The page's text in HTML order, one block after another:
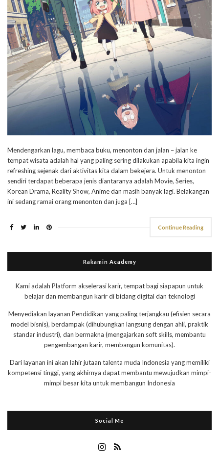
Mendengarkan lagu, membaca buku, menonton dan jalan – jalan ke
tempat wisata adalah hal yang paling sering dilakukan apabila kita ingin
refreshing sejenak dari aktivitas kita dalam bekejera. Untuk menonton
sendiri terdapat beberapa jenis diantaranya adalah Movie, Series,
Korean Drama, Reality Show, Anime dan masih banyak lagi. Belakangan
ini sedang ramai orang menonton dan juga […]
Continue Reading
Rakamin Academy
Kami adalah Platform akselerasi karir, tempat bagi siapapun untuk
belajar dan membangun karir di bidang digital dan teknologi
Menyediakan layanan Pendidikan yang paling terjangkau (efisien secara
model bisnis), berdampak (dihubungkan langsung dengan ahli, praktik
standar industri), dan bermakna (mengajarkan soft skills, membantu
pengembangan karir, membangun komunitas).
Dari layanan ini akan lahir jutaan talenta muda Indonesia yang memiliki
kompetensi tinggi, yang akhirnya dapat membantu mewujudkan mimpi-
mimpi besar kita untuk membangun Indonesia
Social Me